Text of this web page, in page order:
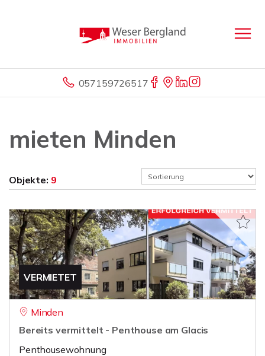
057159726517
mieten Minden
Objekte: 9
VERMIETET
Minden
Bereits vermittelt - Penthouse am Glacis
Penthousewohnung